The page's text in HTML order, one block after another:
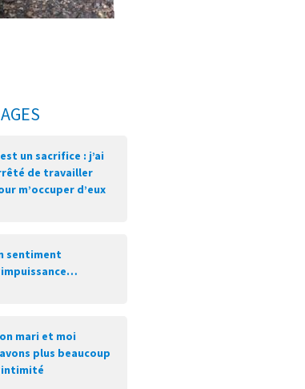
un sacrifice : j’ai
de travailler
m’occuper d’eux
sentiment
mari et moi
plus beaucoup